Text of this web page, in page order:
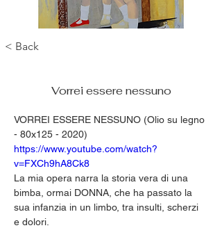
< Back
Vorrei essere nessuno
VORREI ESSERE NESSUNO (Olio su legno
- 80x125 - 2020)
https://www.youtube.com/watch?
v=FXCh9hA8Ck8
La mia opera narra la storia vera di una
bimba, ormai DONNA, che ha passato la
sua infanzia in un limbo, tra insulti, scherzi
e dolori.